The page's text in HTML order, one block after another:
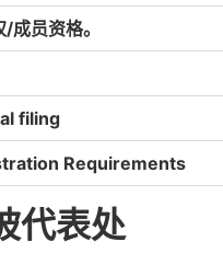
成员资格。
filing​
Requirements​
代表处